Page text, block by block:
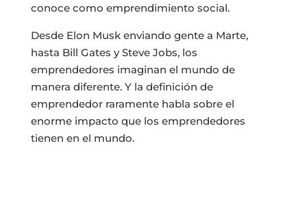
conoce como emprendimiento social.
Desde Elon Musk enviando gente a Marte,
hasta Bill Gates y Steve Jobs, los
emprendedores imaginan el mundo de
manera diferente. Y la definición de
emprendedor raramente habla sobre el
enorme impacto que los emprendedores
tienen en el mundo.